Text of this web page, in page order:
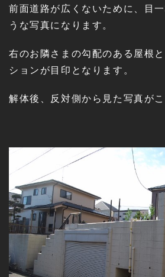
前面道路が広くないために、目
うな写真になります。
右のお隣さまの勾配のある屋根
ションが目印となります。
解体後、反対側から見た写真がこ